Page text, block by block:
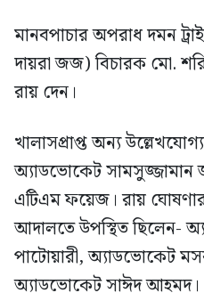
মানবপাচার অপরাধ দমন
দায়রা জজ) বিচারক মো.
রায় দেন।
খালাসপ্রাপ্ত অন্য
অ্যাডভোকেট
এটিএম ফয়েজ। রায়
আদালতে উপস্থিত ছিলেন-
পাটোয়ারী, অ্যাডভোকেট
অ্যাডভোকেট সাঈদ আহমদ।